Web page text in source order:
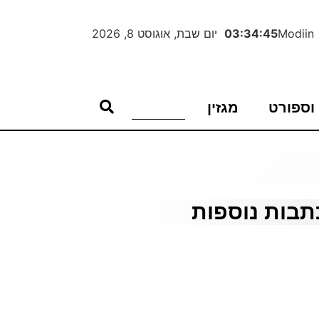
Modiin
03:34:46 יום שבת, אוגוסט 8, 2026
וספורט מגזין
נוספות